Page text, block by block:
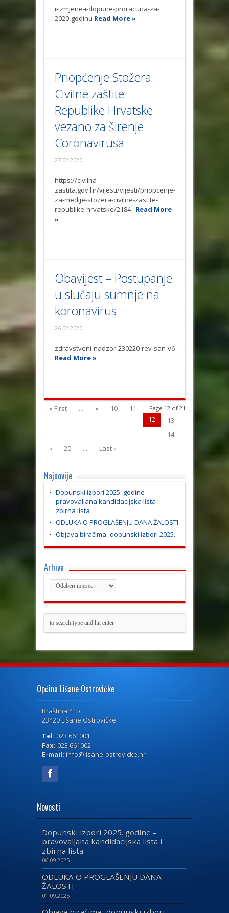
i-izmjene-i-dopune-proracuna-za-
2020-godinu Read More »
Priopćenje Stožera
Civilne zaštite
Republike Hrvatske
vezano za širenje
Coronavirusa
27.02.2020
https://civilna-
zastita.gov.hr/vijesti/vijesti/priopcenje-
za-medije-stozera-civilne-zastite-
republike-hrvatske/2184 Read More
»
Obavijest – Postupanje
u slučaju sumnje na
koronavirus
26.02.2020
zdravstveni-nadzor-230220-rev-san-v6
Read More »
Page 12 of 21
« First ... « 10
11
12
13
14
»
20 ... Last »
Najnovije
Dopunski izbori 2025. godine –
pravovaljana kandidacijska lista i
zbirna lista
ODLUKA O PROGLAŠENJU DANA ŽALOSTI
Objava biračima- dopunski izbori 2025.
Arhiva
Općina Lišane Ostrovičke
Braština 41b
23420 Lišane Ostrovičke
Tel: 023 661001
Fax: 023 661002
E-mail: info@lisane-ostrovicke.hr
Novosti
Dopunski izbori 2025. godine –
pravovaljana kandidacijska lista i
zbirna lista
06.09.2025
ODLUKA O PROGLAŠENJU DANA
ŽALOSTI
01.09.2025